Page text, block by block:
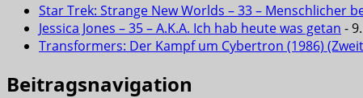
Star Trek: Strange New Worlds – 33 – Menschlicher
Jessica Jones – 35 – A.K.A. Ich hab heute was getan -
Transformers: Der Kampf um Cybertron (1986)
Beitragsnavigation